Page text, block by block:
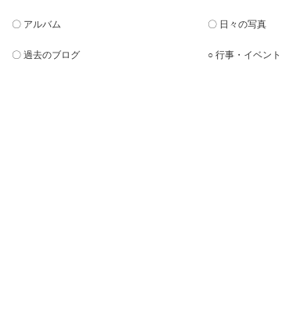
〇 アルバム
〇 過去のブログ
〇 日々の写真
○ 行事・イベント